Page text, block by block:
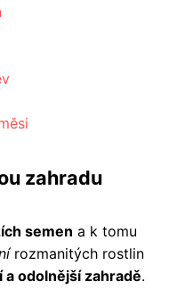
zahradu
semen a k tomu
rozmanitých rostlin
a odolnější zahradě.